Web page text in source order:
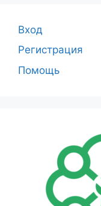
Вход
Регистрация
Помощь